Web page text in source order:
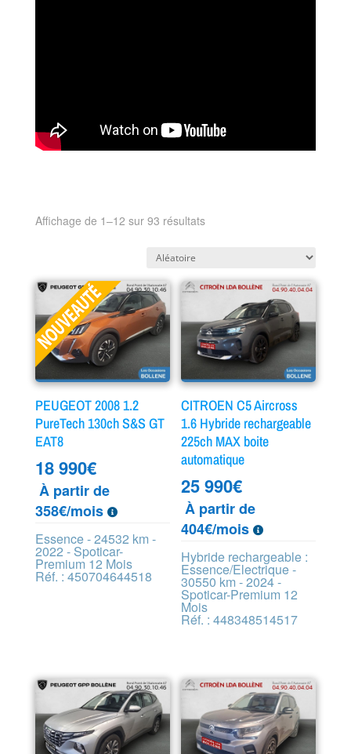
Affichage de 1–12 sur 93 résultats
PEUGEOT 2008 1.2
PureTech 130ch S&S GT
EAT8
18 990€
À partir de
358€/mois
Essence - 24532 km -
2022 - Spoticar-
Premium 12 Mois
Réf. : 450704644518
CITROEN C5 Aircross
1.6 Hybride rechargeable
225ch MAX boite
automatique
25 990€
À partir de
404€/mois
Hybride rechargeable :
Essence/Electrique -
30550 km - 2024 -
Spoticar-Premium 12
Mois
Réf. : 448348514517